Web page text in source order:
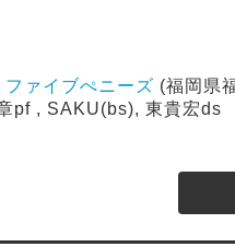
ァイブぺニーズ (福岡県
pf , SAKU(bs), 東貴宏ds